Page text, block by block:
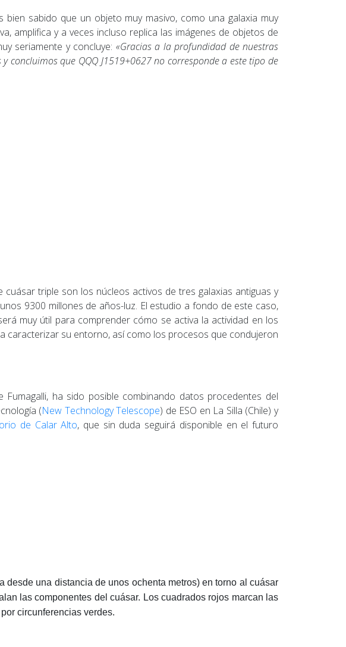
sabido que un objeto muy masivo, como una galaxia muy
amplifica y a veces incluso replica las imágenes de objetos de
seriamente y concluye: «Gracias a la profundidad de nuestras
que QQQ J1519+0627 no corresponde a este tipo de
triple son los núcleos activos de tres galaxias antiguas y
9300 millones de años-luz. El estudio a fondo de este caso,
muy útil para comprender cómo se activa la actividad en los
caracterizar su entorno, así como los procesos que condujeron
ha sido posible combinando datos procedentes del
(New Technology Telescope) de ESO en La Silla (Chile) y
de Calar Alto, que sin duda seguirá disponible en el futuro
desde una distancia de unos ochenta metros) en torno al cuásar
las componentes del cuásar. Los cuadrados rojos marcan las
circunferencias verdes.